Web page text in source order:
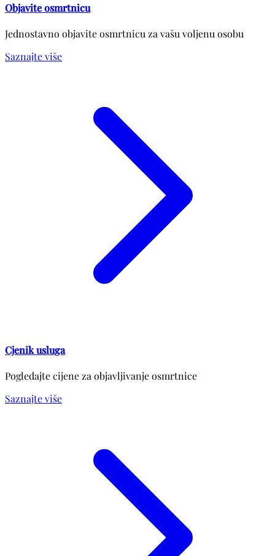
Objavite osmrtnicu
Jednostavno objavite osmrtnicu za vašu voljenu osobu
Saznajte više
Cjenik usluga
Pogledajte cijene za objavljivanje osmrtnice
Saznajte više